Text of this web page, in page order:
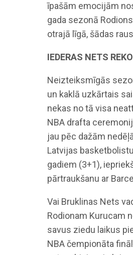
īpašām emocijām
gada sezonā
otrajā līgā, šādas
IEDERAS NETS
Neizteiksmīgās
un kaklā uzkārtais
nekas no tā visa
NBA drafta
jau pēc dažām
Latvijas
gadiem (3+1),
pārtraukšanu ar
Vai Bruklinas Nets
Rodionam Kurucam
savus ziedu laikus
NBA čempionāta